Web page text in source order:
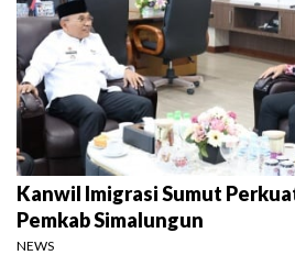
Kanwil Imigrasi Sumut
Pemkab Simalungun
NEWS